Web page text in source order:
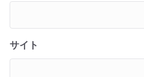
サイト